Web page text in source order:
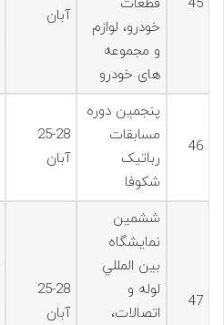
45
قطعات
خودرو، لوازم
و مجموعه
های خودرو
آبان
46
پنجمین دوره
مسابقات
رباتیک
شکوفا
25-28
آبان
47
ششمين
نمايشگاه
بين المللي
لوله و
اتصالات،
25-28
آبان